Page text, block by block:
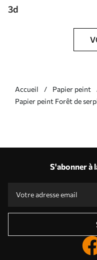
3d
Accueil Papier peint
Papier peint Forêt de
S'abonner